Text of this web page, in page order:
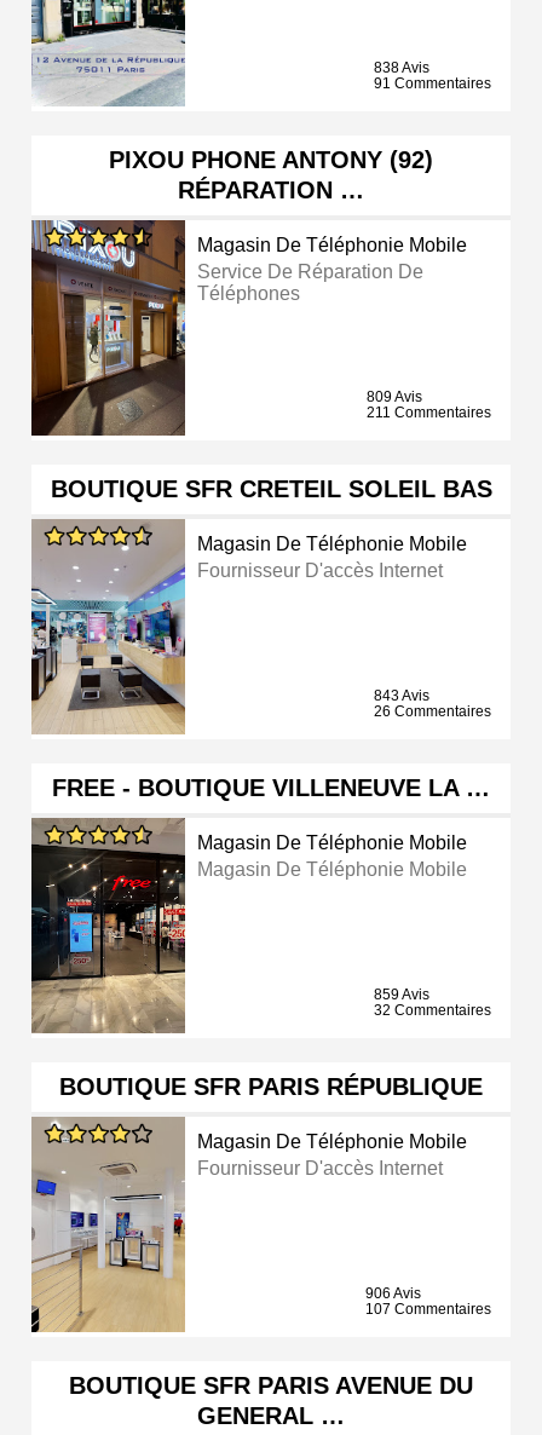
838 Avis
91 Commentaires
PIXOU PHONE ANTONY (92)
RÉPARATION …
Magasin De Téléphonie Mobile
Service De Réparation De
Téléphones
809 Avis
211 Commentaires
BOUTIQUE SFR CRETEIL SOLEIL BAS
Magasin De Téléphonie Mobile
Fournisseur D'accès Internet
843 Avis
26 Commentaires
FREE - BOUTIQUE VILLENEUVE LA …
Magasin De Téléphonie Mobile
Magasin De Téléphonie Mobile
859 Avis
32 Commentaires
BOUTIQUE SFR PARIS RÉPUBLIQUE
Magasin De Téléphonie Mobile
Fournisseur D'accès Internet
906 Avis
107 Commentaires
BOUTIQUE SFR PARIS AVENUE DU
GENERAL …